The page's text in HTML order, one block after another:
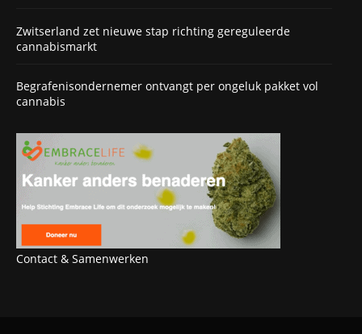
Zwitserland zet nieuwe stap richting gereguleerde
cannabismarkt
Begrafenisondernemer ontvangt per ongeluk pakket vol
cannabis
Contact & Samenwerken